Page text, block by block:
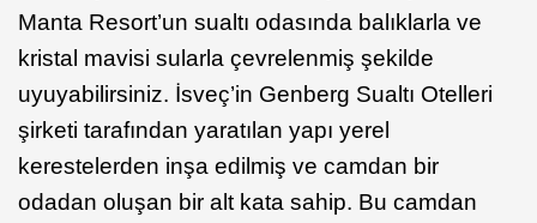
Manta Resort’un sualtı odasında balıklarla ve
kristal mavisi sularla çevrelenmiş şekilde
uyuyabilirsiniz. İsveç’in Genberg Sualtı Otelleri
şirketi tarafından yaratılan yapı yerel
kerestelerden inşa edilmiş ve camdan bir
odadan oluşan bir alt kata sahip. Bu camdan